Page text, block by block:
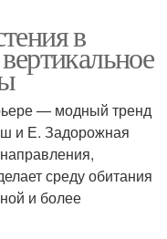
в
— модный тренд
и Е. Задорожная
среду обитания
и более